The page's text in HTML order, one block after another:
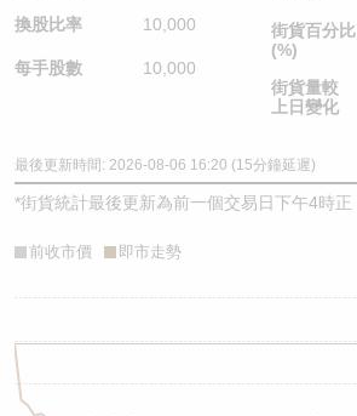
換股比率 10,000
每手股數 10,000
街貨百分比
(%)
街貨量較
上日變化
最後更新時間: 2026-08-06 16:20 (15分鐘延遲)
*街貨統計最後更新為前一個交易日下午4時正
前收市價 即市走勢